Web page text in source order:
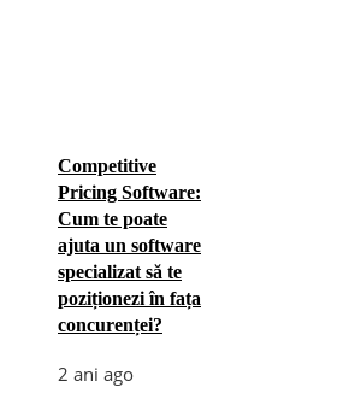
Competitive
Pricing Software:
Cum te poate
ajuta un software
specializat să te
poziționezi în fața
concurenței?
2 ani ago